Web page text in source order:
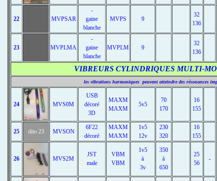
22 MVPSAR
-
gaine
blanche
MVPS 9
32
136
23 MVPLMA
-
gaine
blanche
MVPLM 9
32
136
VIBREURS CYLINDRIQUES MULTI-
les vibrations harmoniques peuvent atteindre des résonances
24 MVS0M
USB
décoré
3D
MAXM
MAXM
5v5
70
170
16
155
25 dito 23 MVSON
6F22
décoré
MAXM
MAXM
1v5
12v
230
320
16
155
26 MVS2M
JST
male
VBM
VBM
1v5
à
3v
350
à
650
25
56
-